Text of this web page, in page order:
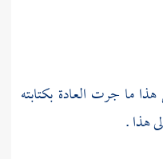
ما جرت العادة بكتابته
هذا .